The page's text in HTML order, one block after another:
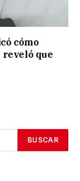
cómo
reveló que